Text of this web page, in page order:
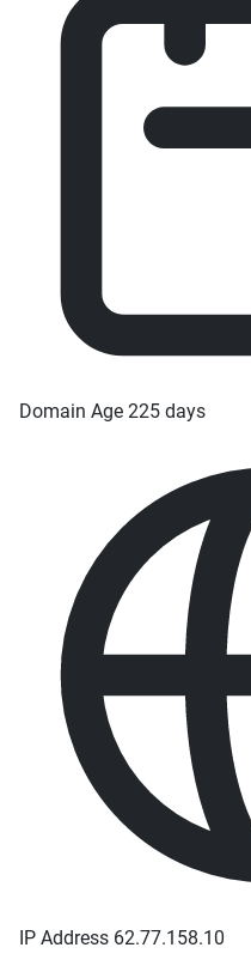
Domain Age 225 days
IP Address 62.77.158.10